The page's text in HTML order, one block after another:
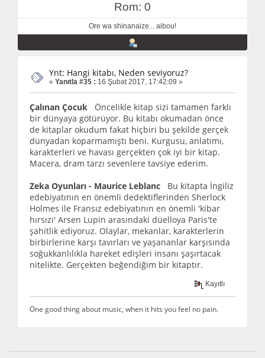
Rom: 0
Ore wa shinanaize... aibou!
Ynt: Hangi kitabı, Neden seviyoruz?
« Yanıtla #35 : 16 Şubat 2017, 17:42:09 »
Çalınan Çocuk Öncelikle kitap sizi tamamen farklı
bir dünyaya götürüyor. Bu kitabı okumadan önce
de kitaplar okudum fakat hiçbiri bu şekilde gerçek
dünyadan koparmamıştı beni. Kurgusu, anlatımı,
karakterleri ve havası gerçekten çok iyi bir kitap.
Macera, dram tarzı sevenlere tavsiye ederim.
Zeka Oyunları - Maurice Leblanc Bu kitapta İngiliz
edebiyatının en önemli dedektiflerinden Sherlock
Holmes ile Fransız edebiyatının en önemli 'kibar
hırsızı' Arsen Lupin arasındaki düelloya Paris'te
şahitlik ediyoruz. Olaylar, mekanlar, karakterlerin
birbirlerine karşı tavırları ve yaşananlar karşısında
soğukkanlılıkla hareket edişleri insanı şaşırtacak
nitelikte. Gerçekten beğendiğim bir kitaptır.
Kayıtlı
One good thing about music, when it hits you feel no pain.